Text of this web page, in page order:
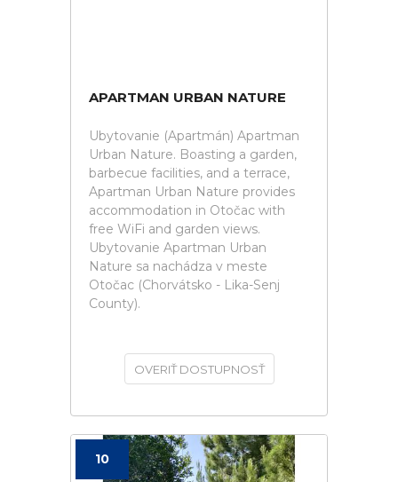
APARTMAN URBAN NATURE
Ubytovanie (Apartmán) Apartman
Urban Nature. Boasting a garden,
barbecue facilities, and a terrace,
Apartman Urban Nature provides
accommodation in Otočac with
free WiFi and garden views.
Ubytovanie Apartman Urban
Nature sa nachádza v meste
Otočac (Chorvátsko - Lika-Senj
County).
OVERIŤ DOSTUPNOSŤ
10